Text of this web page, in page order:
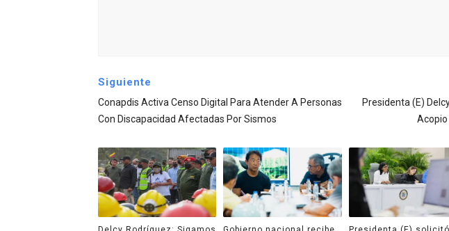
Siguiente
Conapdis Activa Censo Digital Para Atender A Personas
Con Discapacidad Afectadas Por Sismos
Presidenta (E)
Acopio